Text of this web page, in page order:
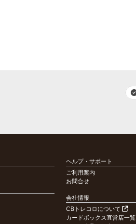
ヘルプ・サポート
ご利用案内
お問合せ
会社情報
CBトレコロについて
カードボックス直営店一覧